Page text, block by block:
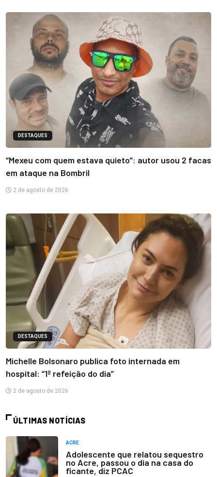
DESTAQUES
“Mexeu com quem estava quieto”: autor usou 2 facas
em ataque na Bombril
2 de agosto de 2026
DESTAQUES
Michelle Bolsonaro publica foto internada em
hospital: “1ª refeição do dia”
2 de agosto de 2026
ÚLTIMAS NOTÍCIAS
ACRE
Adolescente que relatou sequestro
no Acre, passou o dia na casa do
ficante, diz PCAC